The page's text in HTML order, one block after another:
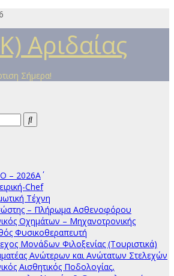
Αριδαίας
Σήμερα!
– 2026Α΄
Chef
Τέχνη
– Πλήρωμα Ασθενοφόρου
Οχημάτων – Μηχανοτρονικής
Φυσικοθεραπευτή
Μονάδων Φιλοξενίας (Τουριστικά)
Ανώτερων και Ανώτατων Στελεχών
Αισθητικός Ποδολογίας,